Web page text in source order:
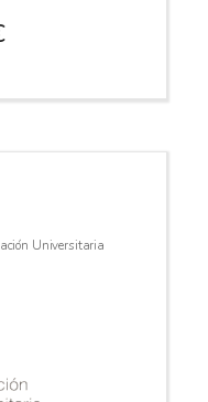
Universitaria